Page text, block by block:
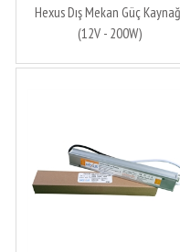
Hexus Dış Mekan Güç
(12V - 200W)